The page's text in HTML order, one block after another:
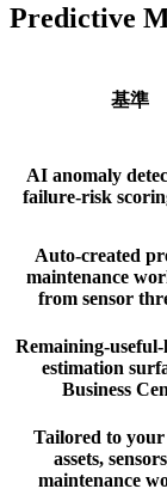
Predictive
基準
AI anomaly
failure-risk
Auto-created
maintenance
from sensor
Remaining-
estimation
Business
Tailored to your
assets,
maintenance